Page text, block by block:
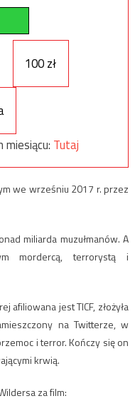
100 zł
Tutaj
we wrześniu 2017 r. przez
miliarda muzułmanów. A
mordercą, terrorystą i
afiliowana jest TICF, złożyła
na Twitterze, w
i terror. Kończy się on
krwią.
za film: